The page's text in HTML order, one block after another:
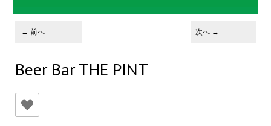
投稿ナビゲーション
← 前へ 次へ →
Beer Bar THE PINT